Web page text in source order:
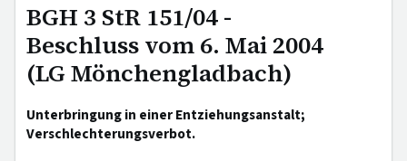
BGH 3 StR 151/04 -
Beschluss vom 6. Mai 2004
(LG Mönchengladbach)
Unterbringung in einer Entziehungsanstalt;
Verschlechterungsverbot.